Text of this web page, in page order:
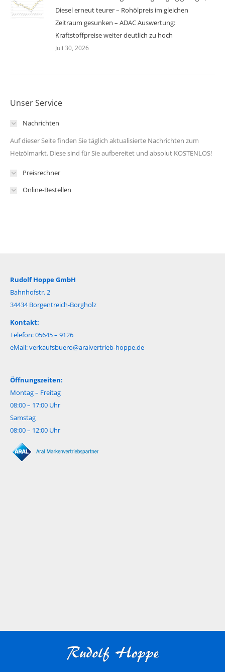
Diesel erneut teurer – Rohölpreis im gleichen
Zeitraum gesunken – ADAC Auswertung:
Kraftstoffpreise weiter deutlich zu hoch
Juli 30, 2026
Unser Service
Nachrichten
Auf dieser Seite finden Sie täglich aktualisierte Nachrichten zum
Heizölmarkt. Diese sind für Sie aufbereitet und absolut KOSTENLOS!
Preisrechner
Online-Bestellen
Rudolf Hoppe GmbH
Bahnhofstr. 2
34434 Borgentreich-Borgholz
Kontakt:
Telefon: 05645 – 9126
eMail:verkaufsbuero@aralvertrieb-hoppe.de
Öffnungszeiten:
Montag – Freitag
08:00 – 17:00 Uhr
Samstag
08:00 – 12:00 Uhr